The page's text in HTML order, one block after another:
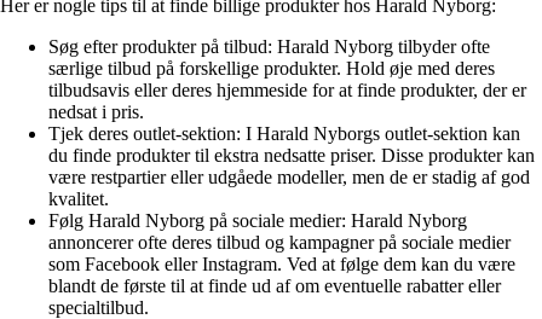
Her er nogle tips til at finde billige produkter hos Harald Nyborg:
Søg efter produkter på tilbud: Harald Nyborg tilbyder ofte
særlige tilbud på forskellige produkter. Hold øje med deres
tilbudsavis eller deres hjemmeside for at finde produkter, der er
nedsat i pris.
Tjek deres outlet-sektion: I Harald Nyborgs outlet-sektion kan
du finde produkter til ekstra nedsatte priser. Disse produkter kan
være restpartier eller udgåede modeller, men de er stadig af god
kvalitet.
Følg Harald Nyborg på sociale medier: Harald Nyborg
annoncerer ofte deres tilbud og kampagner på sociale medier
som Facebook eller Instagram. Ved at følge dem kan du være
blandt de første til at finde ud af om eventuelle rabatter eller
specialtilbud.